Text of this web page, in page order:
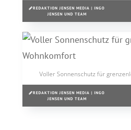
REDAKTION JENSEN MEDIA | INGO
JENSEN UND TEAM
Voller Sonnenschutz für
REDAKTION JENSEN MEDIA | INGO
JENSEN UND TEAM